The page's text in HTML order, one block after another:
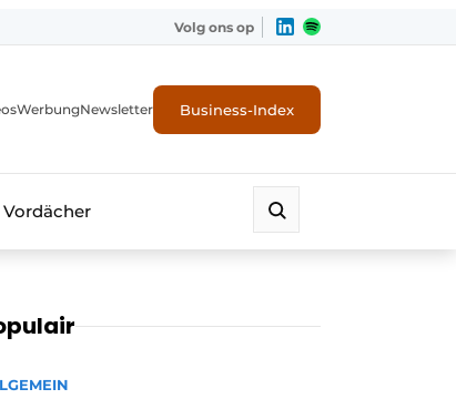
Volg ons op
WerbungNewsletter Business-Index